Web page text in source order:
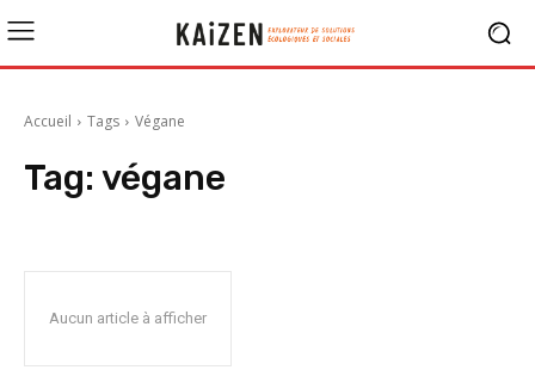
Accueil Tags Végane
Tag: végane
Aucun article à afficher